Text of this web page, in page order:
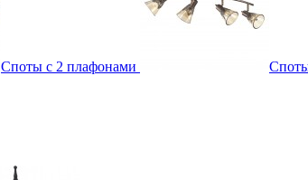
Споты с 2 плафонами